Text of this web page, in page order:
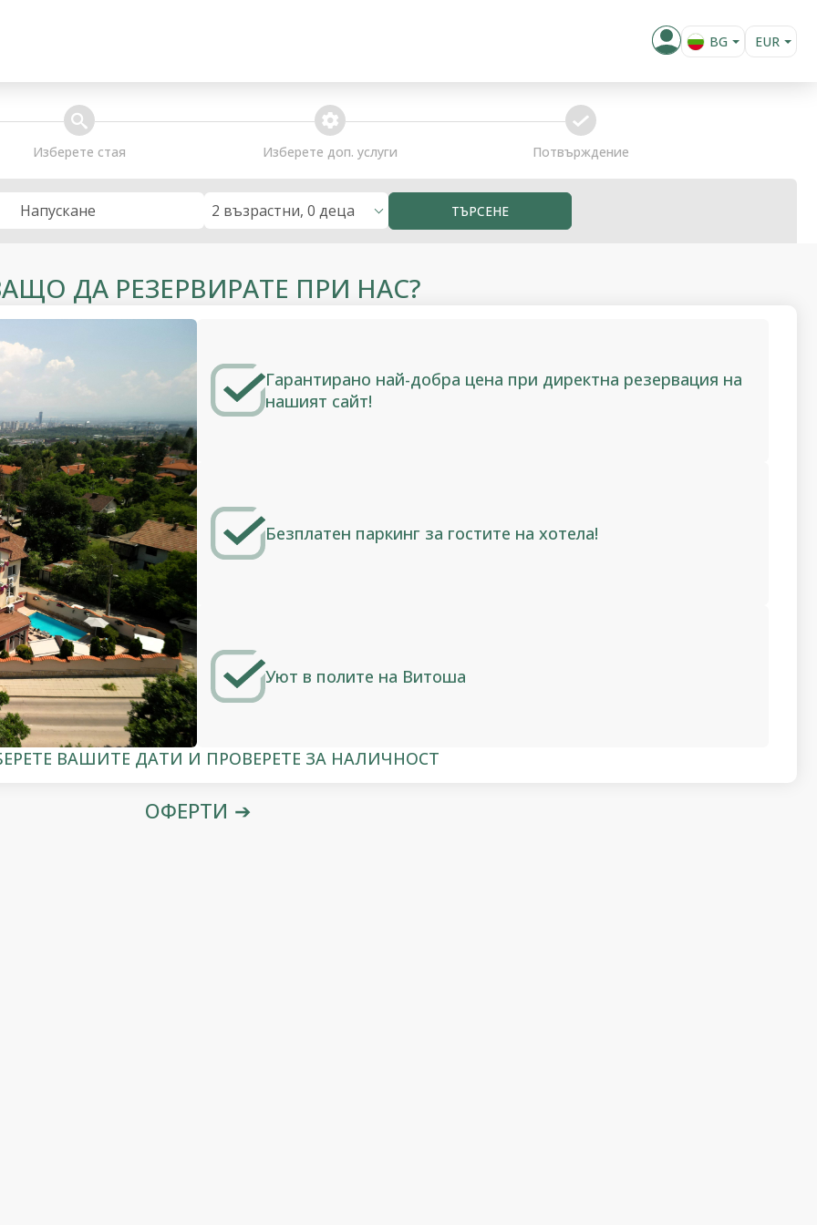
BG
EUR
search
Изберете стая
extra_services
Изберете доп. услуги
confirm
Потвърждение
Напускане 2 възрастни, 0 деца ТЪРСЕНЕ
ДА РЕЗЕРВИРАТЕ ПРИ НАС?
Гарантирано най-добра цена при директна резервация на
нашият сайт!
Безплатен паркинг за гостите на хотела!
Уют в полите на Витоша
ВАШИТЕ ДАТИ И ПРОВЕРЕТЕ ЗА НАЛИЧНОСТ
ОФЕРТИ